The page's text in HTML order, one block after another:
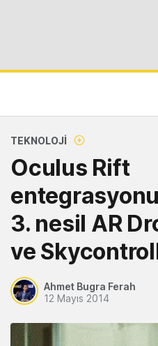
TEKNOLOJI
Oculus Rift
3. nesil AR
ve
Ahmet Bugra Ferah
12 Mayıs 2014